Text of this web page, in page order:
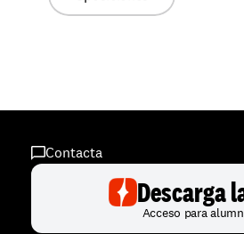
Contacta
Descarga
Acceso para